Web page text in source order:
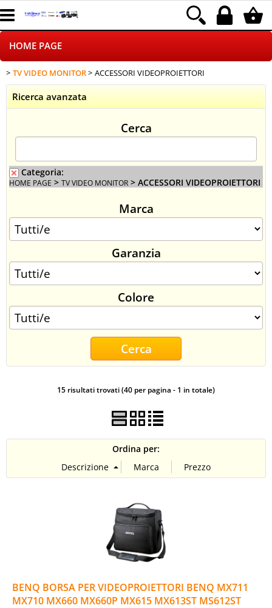
HOME PAGE
CHI SIAMO
LOGISTICA
NEGOZI ON LINE
DROPSHIPPING
SPEDIZIONI
PAGAMENTI
TV VIDEO MONITOR ACCESSORI VIDEOPROIETTORI
Ricerca avanzata
Cerca
Categoria:
HOME PAGE > TV VIDEO MONITOR > ACCESSORI VIDEOPROIETTORI
Marca
Garanzia
Colore
15 risultati trovati (40 per pagina - 1 in totale)
Ordina per:
BENQ BORSA PER VIDEOPROIETTORI BENQ MX711
MX710 MX660 MX660P MX615 MX613ST MS612ST